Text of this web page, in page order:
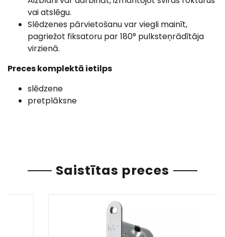
vai atslēgu.
Slēdzenes pārvietošanu var viegli mainīt,
pagriežot fiksatoru par 180° pulksteņrādītāja
virzienā.
Preces komplektā ietilps
slēdzene
pretplāksne
Saistītas preces